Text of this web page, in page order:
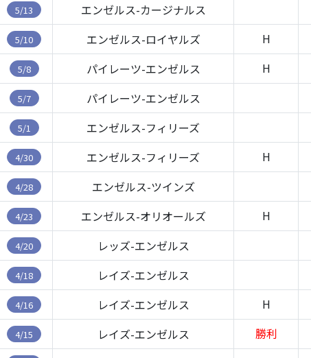
5/13 エンゼルス-カージナルス
5/10 エンゼルス-ロイヤルズ H
5/8 パイレーツ-エンゼルス H
5/7 パイレーツ-エンゼルス
5/1 エンゼルス-フィリーズ
4/30 エンゼルス-フィリーズ H
4/28 エンゼルス-ツインズ
4/23 エンゼルス-オリオールズ H
4/20 レッズ-エンゼルス
4/18 レイズ-エンゼルス
4/16 レイズ-エンゼルス H
4/15 レイズ-エンゼルス 勝利